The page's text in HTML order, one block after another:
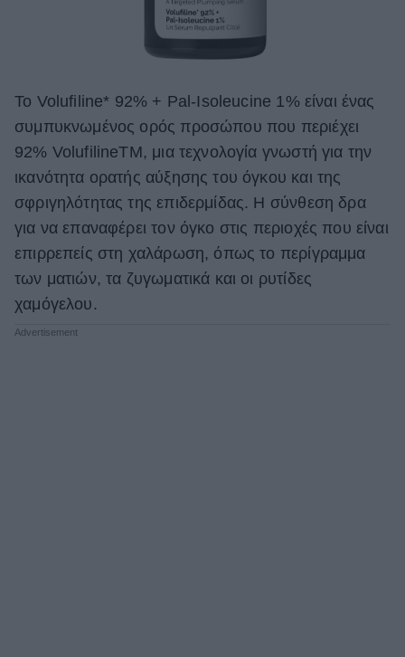
Το Volufiline* 92% + Pal-Isoleucine 1% είναι ένας
συμπυκνωμένος ορός προσώπου που περιέχει
92% VolufilineTM, μια τεχνολογία γνωστή για την
ικανότητα ορατής αύξησης του όγκου και της
σφριγηλότητας της επιδερμίδας. Η σύνθεση δρα
για να επαναφέρει τον όγκο στις περιοχές που είναι
επιρρεπείς στη χαλάρωση, όπως το περίγραμμα
των ματιών, τα ζυγωματικά και οι ρυτίδες
χαμόγελου.